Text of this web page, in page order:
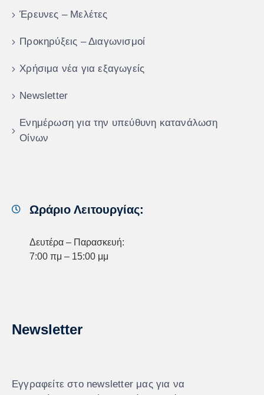
Έρευνες – Μελέτες
Προκηρύξεις – Διαγωνισμοί
Χρήσιμα νέα για εξαγωγείς
Newsletter
Ενημέρωση για την υπεύθυνη κατανάλωση
Οίνων
Ωράριο Λειτουργίας:
Δευτέρα – Παρασκευή:
7:00 πμ – 15:00 μμ
Newsletter
Εγγραφείτε στο newsletter μας για να